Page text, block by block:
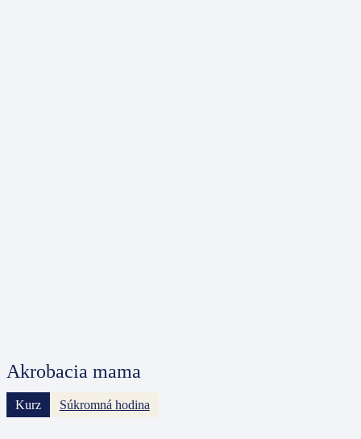
Akrobacia mama
Kurz Súkromná hodina